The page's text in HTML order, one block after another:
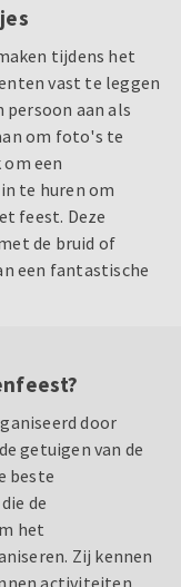
tijdens het
vast te leggen
persoon aan als
om foto's te
een
te huren om
feest. Deze
de bruid of
een fantastische
door
getuigen van de
beste
de
het
Zij kennen
activiteiten